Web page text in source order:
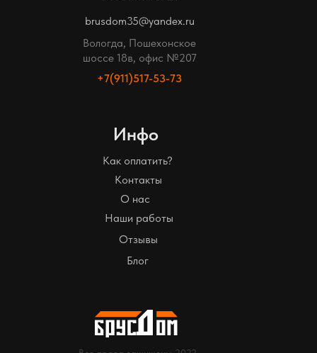
brusdom35@yandex.ru
+7(911)517-53-73
Инфо
Как оплатить?
О нас
Блог
Наши работы
Отзывы
Контакты
Вологда, Пошехонское
шоссе 18в, офис №207